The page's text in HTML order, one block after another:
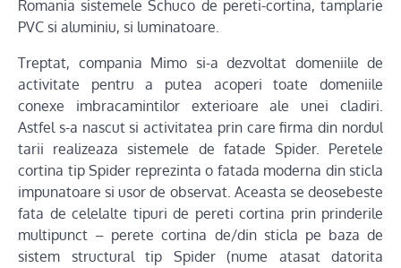
Romania sistemele Schuco de pereti-cortina, tamplarie
PVC si aluminiu, si luminatoare.
Treptat, compania Mimo si-a dezvoltat domeniile de
activitate pentru a putea acoperi toate domeniile
conexe imbracamintilor exterioare ale unei cladiri.
Astfel s-a nascut si activitatea prin care firma din nordul
tarii realizeaza sistemele de fatade Spider. Peretele
cortina tip Spider reprezinta o fatada moderna din sticla
impunatoare si usor de observat. Aceasta se deosebeste
fata de celelalte tipuri de pereti cortina prin prinderile
multipunct – perete cortina de/din sticla pe baza de
sistem structural tip Spider (nume atasat datorita